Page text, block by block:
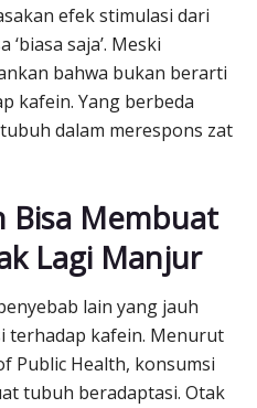
efek stimulasi dari
saja’. Meski
bahwa bukan berarti
kafein. Yang berbeda
dalam merespons zat
Bisa Membuat
Lagi Manjur
lain yang jauh
terhadap kafein. Menurut
Public Health, konsumsi
tubuh beradaptasi. Otak